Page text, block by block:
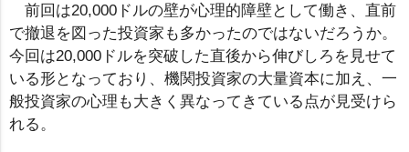
前回は20,000ドルの壁が心理的障壁として働き、直前
で撤退を図った投資家も多かったのではないだろうか。
今回は20,000ドルを突破した直後から伸びしろを見せて
いる形となっており、機関投資家の大量資本に加え、一
般投資家の心理も大きく異なってきている点が見受けら
れる。